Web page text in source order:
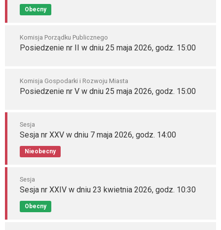
Obecny
Komisja Porządku Publicznego
Posiedzenie nr II w dniu 25 maja 2026, godz. 15:00
Komisja Gospodarki i Rozwoju Miasta
Posiedzenie nr V w dniu 25 maja 2026, godz. 15:00
Sesja
Sesja nr XXV w dniu 7 maja 2026, godz. 14:00
Nieobecny
Sesja
Sesja nr XXIV w dniu 23 kwietnia 2026, godz. 10:30
Obecny